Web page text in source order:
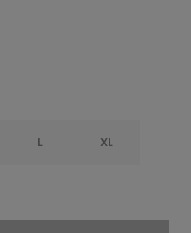
L XL